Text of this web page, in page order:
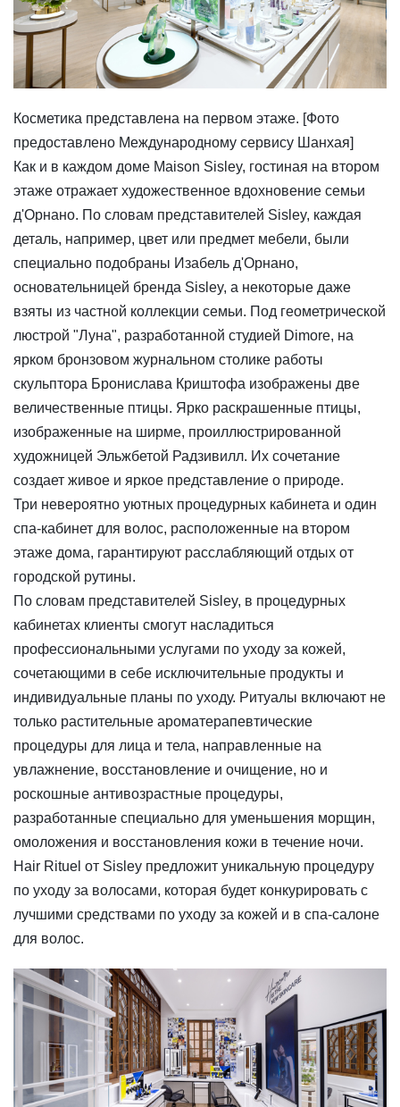
Косметика представлена на первом этаже. [Фото
предоставлено Международному сервису Шанхая]
Как и в каждом доме Maison Sisley, гостиная на втором
этаже отражает художественное вдохновение семьи
д'Орнано. По словам представителей Sisley, каждая
деталь, например, цвет или предмет мебели, были
специально подобраны Изабель д'Орнано,
основательницей бренда Sisley, а некоторые даже
взяты из частной коллекции семьи. Под геометрической
люстрой "Луна", разработанной студией Dimore, на
ярком бронзовом журнальном столике работы
скульптора Бронислава Криштофа изображены две
величественные птицы. Ярко раскрашенные птицы,
изображенные на ширме, проиллюстрированной
художницей Эльжбетой Радзивилл. Их сочетание
создает живое и яркое представление о природе.
Три невероятно уютных процедурных кабинета и один
спа-кабинет для волос, расположенные на втором
этаже дома, гарантируют расслабляющий отдых от
городской рутины.
По словам представителей Sisley, в процедурных
кабинетах клиенты смогут насладиться
профессиональными услугами по уходу за кожей,
сочетающими в себе исключительные продукты и
индивидуальные планы по уходу. Ритуалы включают не
только растительные ароматерапевтические
процедуры для лица и тела, направленные на
увлажнение, восстановление и очищение, но и
роскошные антивозрастные процедуры,
разработанные специально для уменьшения морщин,
омоложения и восстановления кожи в течение ночи.
Hair Rituel от Sisley предложит уникальную процедуру
по уходу за волосами, которая будет конкурировать с
лучшими средствами по уходу за кожей и в спа-салоне
для волос.